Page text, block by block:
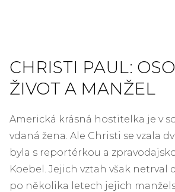
CHRISTI PAUL:
ŽIVOT A MANŽEL
Americká krásná hostitelka je v
vdaná žena. Ale Christi se vzala
byla s reportérkou a
Koebel. Jejich vztah však netrval
po několika letech jejich